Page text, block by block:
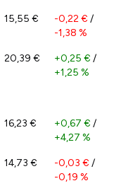
15,55 € -0,22 € /
-1,38 %
20,39 € +0,25 € /
+1,25 %
16,23 € +0,67 € /
+4,27 %
14,73 € -0,03 € /
-0,19 %